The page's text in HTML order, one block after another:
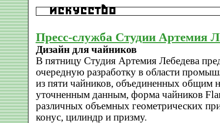
Пресс-служба Студии Артемия
Дизайн для чайников
В пятницу Студия Артемия Лебедева
очередную разработку в области
из пяти чайников, объединенных общим
уточненным данным, форма чайников
различных объемных геометрических
конус, цилиндр и призму.